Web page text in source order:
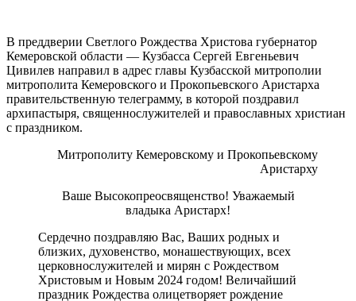
В преддверии Светлого Рождества Христова губернатор
Кемеровской области — Кузбасса Сергей Евгеньевич
Цивилев направил в адрес главы Кузбасской митрополии
митрополита Кемеровского и Прокопьевского Аристарха
правительственную телеграмму, в которой поздравил
архипастыря, священнослужителей и православных христиан
с праздником.
Митрополиту Кемеровскому и Прокопьевскому
Аристарху
Ваше Высокопреосвященство! Уважаемый
владыка Аристарх!
Сердечно поздравляю Вас, Ваших родных и
близких, духовенство, монашествующих, всех
церковнослужителей и мирян с Рождеством
Христовым и Новым 2024 годом! Величайший
праздник Рождества олицетворяет рождение